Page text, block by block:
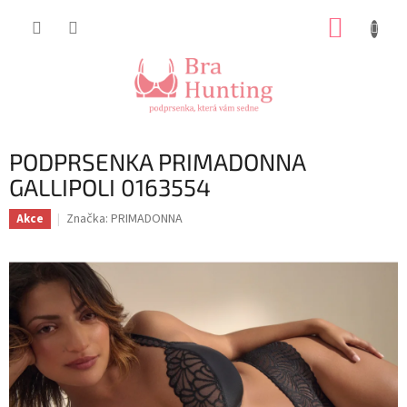
PODPRSENKA PRIMADONNA
GALLIPOLI 0163554
Akce Značka: PRIMADONNA